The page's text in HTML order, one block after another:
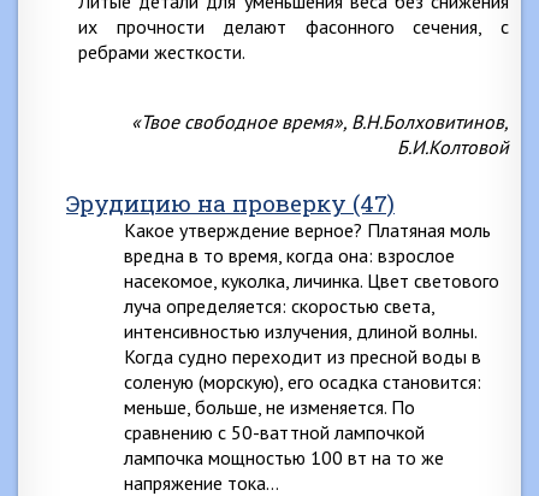
их прочности делают фасонного сечения, с
ребрами жесткости.
«Твое свободное время», В.Н.Болховитинов,
Б.И.Колтовой
Эрудицию на проверку (47)
Какое утверждение верное? Платяная моль
вредна в то время, когда она: взрослое
насекомое, куколка, личинка. Цвет светового
луча определяется: скоростью света,
интенсивностью излучения, длиной волны.
Когда судно переходит из пресной воды в
соленую (морскую), его осадка становится:
меньше, больше, не изменяется. По
сравнению с 50-ваттной лампочкой
лампочка мощностью 100 вт на то же
напряжение тока…